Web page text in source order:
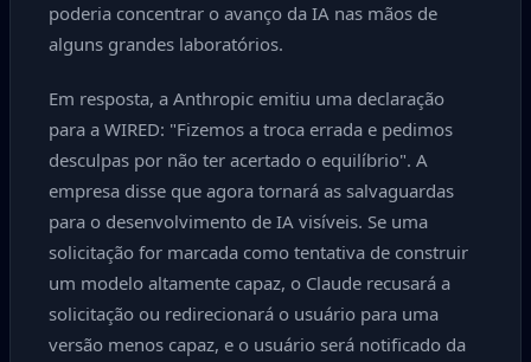
poderia concentrar o avanço da IA nas mãos de
alguns grandes laboratórios.
Em resposta, a Anthropic emitiu uma declaração
para a WIRED: "Fizemos a troca errada e pedimos
desculpas por não ter acertado o equilíbrio". A
empresa disse que agora tornará as salvaguardas
para o desenvolvimento de IA visíveis. Se uma
solicitação for marcada como tentativa de construir
um modelo altamente capaz, o Claude recusará a
solicitação ou redirecionará o usuário para uma
versão menos capaz, e o usuário será notificado da